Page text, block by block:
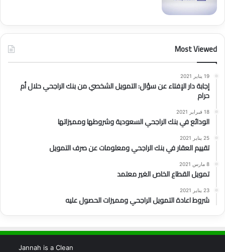
Most Viewed
19 يناير 2021
إجابة دار الإفتاء عن سؤال: التمويل الشخصي من بنك الراجحي حلال أم
حرام
18 فبراير 2021
الودائع في بنك الراجحي السعودية وشروطها ومميزاتها
25 يناير 2021
تقييم العقار في بنك الراجحي ومعلومات عن صرف التمويل
8 مارس 2021
تمويل القطاع الخاص الغير معتمد
23 يناير 2021
شروط اعادة التمويل الراجحي ومميزات الحصول عليه
Jannah is a Clean